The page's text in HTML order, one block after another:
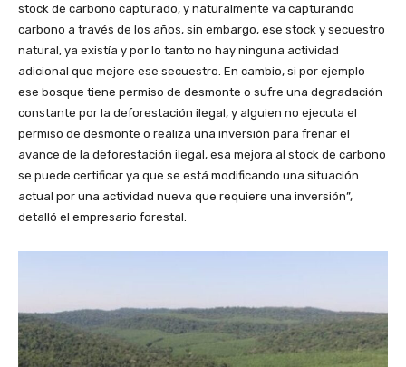
stock de carbono capturado, y naturalmente va capturando
carbono a través de los años, sin embargo, ese stock y secuestro
natural, ya existía y por lo tanto no hay ninguna actividad
adicional que mejore ese secuestro. En cambio, si por ejemplo
ese bosque tiene permiso de desmonte o sufre una degradación
constante por la deforestación ilegal, y alguien no ejecuta el
permiso de desmonte o realiza una inversión para frenar el
avance de la deforestación ilegal, esa mejora al stock de carbono
se puede certificar ya que se está modificando una situación
actual por una actividad nueva que requiere una inversión”,
detalló el empresario forestal.